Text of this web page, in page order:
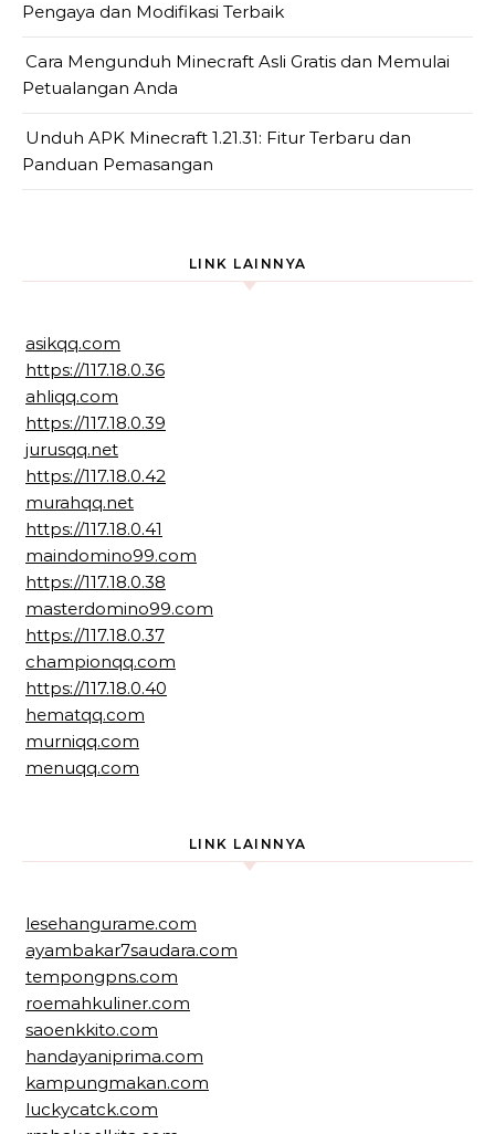
Pengaya dan Modifikasi Terbaik
Cara Mengunduh Minecraft Asli Gratis dan Memulai
Petualangan Anda
Unduh APK Minecraft 1.21.31: Fitur Terbaru dan
Panduan Pemasangan
LINK LAINNYA
asikqq.com
https://117.18.0.36
ahliqq.com
https://117.18.0.39
jurusqq.net
https://117.18.0.42
murahqq.net
https://117.18.0.41
maindomino99.com
https://117.18.0.38
masterdomino99.com
https://117.18.0.37
championqq.com
https://117.18.0.40
hematqq.com
murniqq.com
menuqq.com
LINK LAINNYA
lesehangurame.com
ayambakar7saudara.com
tempongpns.com
roemahkuliner.com
saoenkkito.com
handayaniprima.com
kampungmakan.com
luckycatck.com